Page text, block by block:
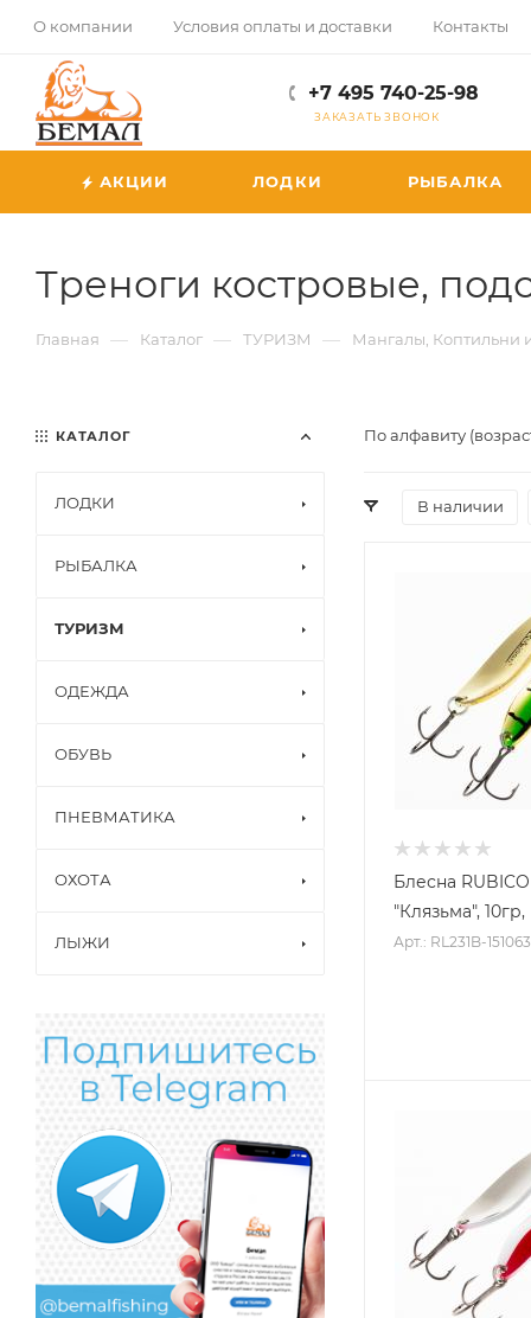
О компании Условия оплаты и доставки Контакты
+7 495 740-25-98
ЗАКАЗАТЬ ЗВОНОК
АКЦИИ ЛОДКИ РЫБАЛКА
Треноги костровые,
Главная — Каталог — ТУРИЗМ — Мангалы, Коптильни
По алфавиту
В наличии
Блесна
"Клязьма", 10гр,
Арт.: RL231B-151063
КАТАЛОГ
ЛОДКИ
РЫБАЛКА
ТУРИЗМ
ОДЕЖДА
ОБУВЬ
ПНЕВМАТИКА
ОХОТА
ЛЫЖИ